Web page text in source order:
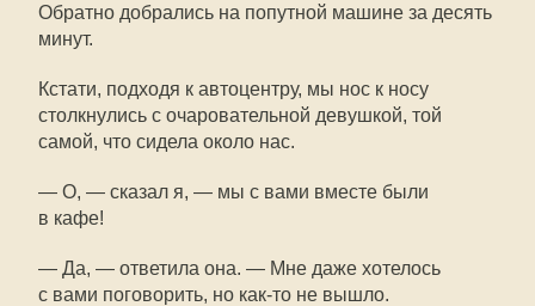
Обратно добрались на попутной машине за десять
минут.
Кстати, подходя к автоцентру, мы нос к носу
столкнулись с очаровательной девушкой, той
самой, что сидела около нас.
— О, — сказал я, — мы с вами вместе были
в кафе!
— Да, — ответила она. — Мне даже хотелось
с вами поговорить, но как-то не вышло.